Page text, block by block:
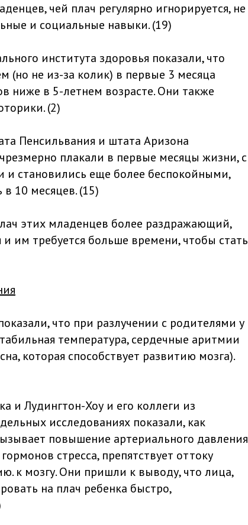
чей плач регулярно игнорируется, не
и социальные навыки. (19)
института здоровья показали, что
не из-за колик) в первые 3 месяца
ниже в 5-летнем возрасте. Они также
(2)
Пенсильвания и штата Аризона
плакали в первые месяцы жизни, с
становились еще более беспокойными,
10 месяцев. (15)
этих младенцев более раздражающий,
им требуется больше времени, чтобы стать
что при разлучении с родителями у
температура, сердечные аритмии
которая способствует развитию мозга).
и Лудингтон-Хоу и его коллеги из
исследованиях показали, как
повышение артериального давления
стресса, препятствует оттоку
к мозгу. Они пришли к выводу, что лица,
на плач ребенка быстро,